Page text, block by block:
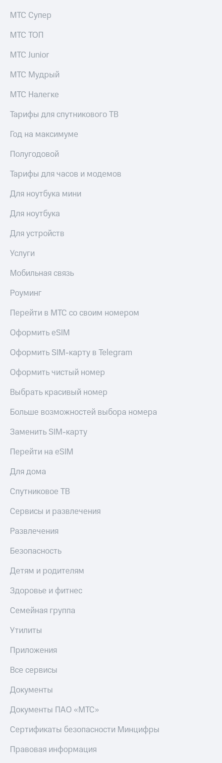
МТС Супер
МТС ТОП
МТС Junior
МТС Мудрый
МТС Налегке
Тарифы для спутникового ТВ
Год на максимуме
Полугодовой
Тарифы для часов и модемов
Для ноутбука мини
Для ноутбука
Для устройств
Услуги
Мобильная связь
Роуминг
Перейти в МТС со своим номером
Оформить eSIM
Оформить SIM-карту в Telegram
Оформить чистый номер
Выбрать красивый номер
Больше возможностей выбора номера
Заменить SIM-карту
Перейти на eSIM
Для дома
Спутниковое ТВ
Сервисы и развлечения
Развлечения
Безопасность
Детям и родителям
Здоровье и фитнес
Семейная группа
Утилиты
Приложения
Все сервисы
Документы
Документы ПАО «МТС»
Сертификаты безопасности Минцифры
Правовая информация